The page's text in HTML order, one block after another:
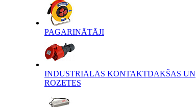
PAGARINĀTĀJI
INDUSTRIĀLĀS KONTAKTDAKŠAS UN
ROZETES